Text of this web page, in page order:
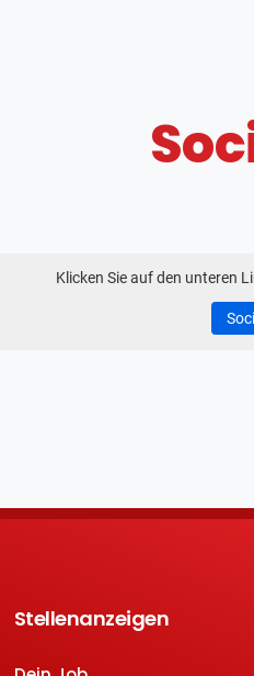
Klicken Sie auf den unteren
Stellenanzeigen